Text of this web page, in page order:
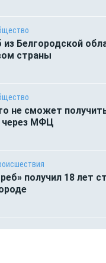
из Белгородской
страны
не сможет
через МФЦ
получил 18 лет